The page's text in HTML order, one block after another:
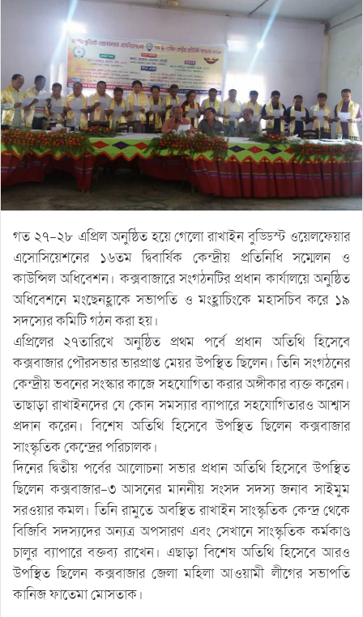
গত ২৭-২৮ এপ্রিল অনুষ্ঠিত হয়ে গেলো রাখাইন বুড্ডিস্ট ওয়েলফেয়ার
এসোসিয়েশনের ১৬তম দ্বিবার্ষিক কেন্দ্রীয় প্রতিনিধি সম্মেলন ও
কাউন্সিল অধিবেশন। কক্সবাজারে সংগঠনটির প্রধান কার্যালয়ে অনুষ্ঠিত
অধিবেশনে মংছেনহ্লাকে সভাপতি ও মংহ্লাচিংকে মহাসচিব করে ১৯
সদস্যের কমিটি গঠন করা হয়।
এপ্রিলের ২৭তারিখে অনুষ্ঠিত প্রথম পর্বে প্রধান অতিথি হিসেবে
কক্সবাজার পৌরসভার ভারপ্রাপ্ত মেয়র উপস্থিত ছিলেন। তিনি সংগঠনের
কেন্দ্রীয় ভবনের সংস্কার কাজে সহযোগিতা করার অঙ্গীকার ব্যক্ত করেন।
তাছাড়া রাখাইনদের যে কোন সমস্যার ব্যাপারে সহযোগিতারও আশ্বাস
প্রদান করেন। বিশেষ অতিথি হিসেবে উপস্থিত ছিলেন কক্সবাজার
সাংস্কৃতিক কেন্দ্রের পরিচালক।
দিনের দ্বিতীয় পর্বের আলোচনা সভার প্রধান অতিথি হিসেবে উপস্থিত
ছিলেন কক্সবাজার-৩ আসনের মাননীয় সংসদ সদস্য জনাব সাইমুম
সরওয়ার কমল। তিনি রামুতে অবস্থিত রাখাইন সাংস্কৃতিক কেন্দ্র থেকে
বিজিবি সদস্যদের অন্যত্র অপসারণ এবং সেখানে সাংস্কৃতিক কর্মকাণ্ড
চালুর ব্যাপারে বক্তব্য রাখেন। এছাড়া বিশেষ অতিথি হিসেবে আরও
উপস্থিত ছিলেন কক্সবাজার জেলা মহিলা আওয়ামী লীগের সভাপতি
কানিজ ফাতেমা মোসতাক।